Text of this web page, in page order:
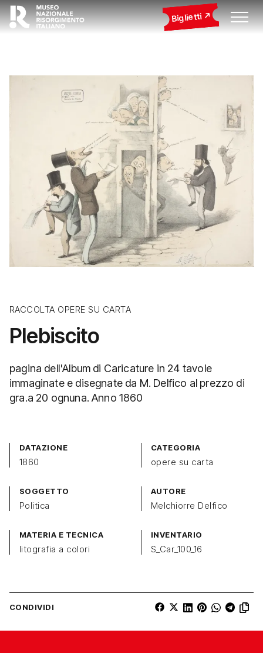
Biglietti
RACCOLTA OPERE SU CARTA
Plebiscito
pagina dell'Album di Caricature in 24 tavole
immaginate e disegnate da M. Delfico al prezzo di
gra.a 20 ognuna. Anno 1860
DATAZIONE
1860
CATEGORIA
opere su carta
SOGGETTO
Politica
AUTORE
Melchiorre Delfico
MATERIA E TECNICA
litografia a colori
INVENTARIO
S_Car_100_16
CONDIVIDI